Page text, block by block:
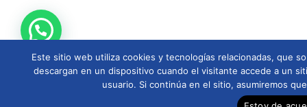
Este sitio web utiliza cookies y tecnologías relacionadas, que
descargan en un dispositivo cuando el visitante accede a un
usuario. Si continúa en el sitio, asumiremos